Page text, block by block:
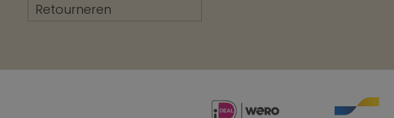
Retourneren